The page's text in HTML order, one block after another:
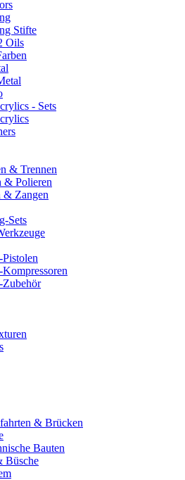
Stifte
Oils
- Sets
& Trennen
& Polieren
& Zangen
Sets
& Brücken
Bauten
Büsche